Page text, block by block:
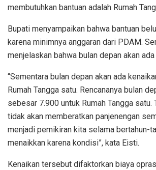
membutuhkan bantuan adalah Rumah
Bupati menyampaikan bahwa bantuan
karena minimnya anggaran dari PDAM.
menjelaskan bahwa bulan depan akan
“Sementara bulan depan akan ada
Rumah Tangga satu. Rencananya bulan
sebesar 7.900 untuk Rumah Tangga satu.
tidak akan memberatkan panjenengan
menjadi pemikiran kita selama bertahun-
menaikkan karena kondisi”, kata Eisti.
Kenaikan tersebut difaktorkan biaya